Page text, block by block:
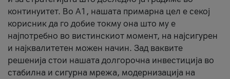
континуитет. Во А1, нашата примарна цел е секој
корисник да го добие токму она што му е
најпотребно во вистинскиот момент, на најсигурен
и најквалитетен можен начин. Зад ваквите
решенија стои нашата долгорочна инвестиција во
стабилна и сигурна мрежа, модернизација на